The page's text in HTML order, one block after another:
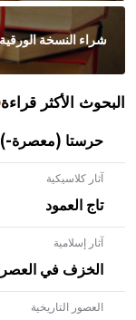
شراء النسخة الورقية
البحوث الأكثر قراءة
حرستا (معصرة-)
آثار كلاسيكية
تاج العمود
آثار إسلامية
الخزف في العصر
العصور التاريخية
- هل تعلم أن